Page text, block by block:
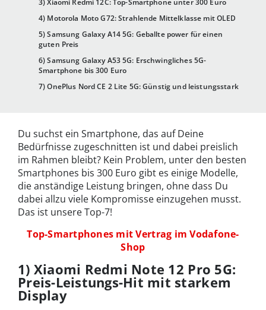
3) Xiaomi Redmi 12C: Top-Smartphone unter 300 Euro
4) Motorola Moto G72: Strahlende Mittelklasse mit OLED
5) Samsung Galaxy A14 5G: Geballte power für einen
guten Preis
6) Samsung Galaxy A53 5G: Erschwingliches 5G-
Smartphone bis 300 Euro
7) OnePlus Nord CE 2 Lite 5G: Günstig und leistungsstark
Du suchst ein Smartphone, das auf Deine
Bedürfnisse zugeschnitten ist und dabei preislich
im Rahmen bleibt? Kein Problem, unter den besten
Smartphones bis 300 Euro gibt es einige Modelle,
die anständige Leistung bringen, ohne dass Du
dabei allzu viele Kompromisse einzugehen musst.
Das ist unsere Top-7!
Top-Smartphones mit Vertrag im Vodafone-
Shop
1) Xiaomi Redmi Note 12 Pro 5G:
Preis-Leistungs-Hit mit starkem
Display